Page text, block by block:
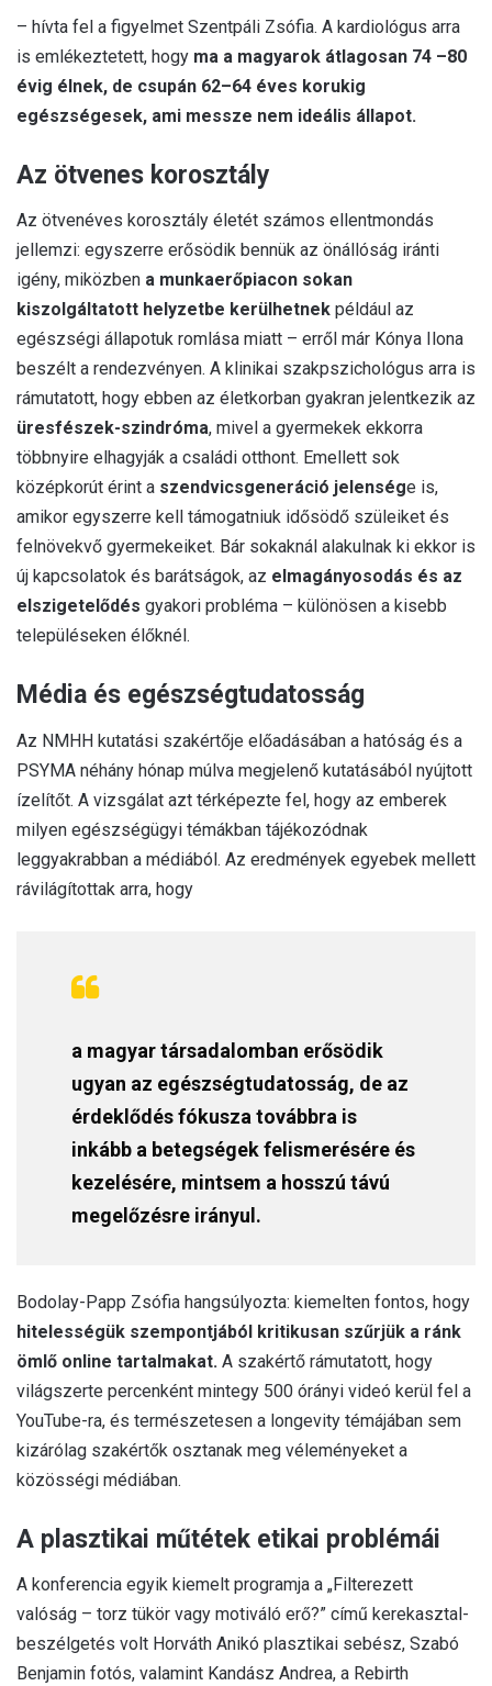
– hívta fel a figyelmet Szentpáli Zsófia. A kardiológus arra
is emlékeztetett, hogy ma a magyarok átlagosan 74 –80
évig élnek, de csupán 62–64 éves korukig
egészségesek, ami messze nem ideális állapot.
Az ötvenes korosztály
Az ötvenéves korosztály életét számos ellentmondás
jellemzi: egyszerre erősödik bennük az önállóság iránti
igény, miközben a munkaerőpiacon sokan
kiszolgáltatott helyzetbe kerülhetnek például az
egészségi állapotuk romlása miatt – erről már Kónya Ilona
beszélt a rendezvényen. A klinikai szakpszichológus arra is
rámutatott, hogy ebben az életkorban gyakran jelentkezik az
üresfészek-szindróma, mivel a gyermekek ekkorra
többnyire elhagyják a családi otthont. Emellett sok
középkorút érint a szendvicsgeneráció jelensége is,
amikor egyszerre kell támogatniuk idősödő szüleiket és
felnövekvő gyermekeiket. Bár sokaknál alakulnak ki ekkor is
új kapcsolatok és barátságok, az elmagányosodás és az
elszigetelődés gyakori probléma – különösen a kisebb
településeken élőknél.
Média és egészségtudatosság
Az NMHH kutatási szakértője előadásában a hatóság és a
PSYMA néhány hónap múlva megjelenő kutatásából nyújtott
ízelítőt. A vizsgálat azt térképezte fel, hogy az emberek
milyen egészségügyi témákban tájékozódnak
leggyakrabban a médiából. Az eredmények egyebek mellett
rávilágítottak arra, hogy
a magyar társadalomban erősödik
ugyan az egészségtudatosság, de az
érdeklődés fókusza továbbra is
inkább a betegségek felismerésére és
kezelésére, mintsem a hosszú távú
megelőzésre irányul.
Bodolay-Papp Zsófia hangsúlyozta: kiemelten fontos, hogy
hitelességük szempontjából kritikusan szűrjük a ránk
ömlő online tartalmakat. A szakértő rámutatott, hogy
világszerte percenként mintegy 500 órányi videó kerül fel a
YouTube-ra, és természetesen a longevity témájában sem
kizárólag szakértők osztanak meg véleményeket a
közösségi médiában.
A plasztikai műtétek etikai problémái
A konferencia egyik kiemelt programja a „Filterezett
valóság – torz tükör vagy motiváló erő?” című kerekasztal-
beszélgetés volt Horváth Anikó plasztikai sebész, Szabó
Benjamin fotós, valamint Kandász Andrea, a Rebirth